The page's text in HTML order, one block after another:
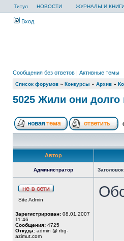
Титул НОВОСТИ ЖУРНАЛЫ И
Вход
Сообщения без ответов | Активные темы
Список форумов » Конкурсы » Архив »
5025 Жили они долго
Автор
Администратор
Site Admin
Зарегистрирован: 08.01.2007
11:46
Сообщения: 4725
Откуда: admin @ rbg-
azimut.com